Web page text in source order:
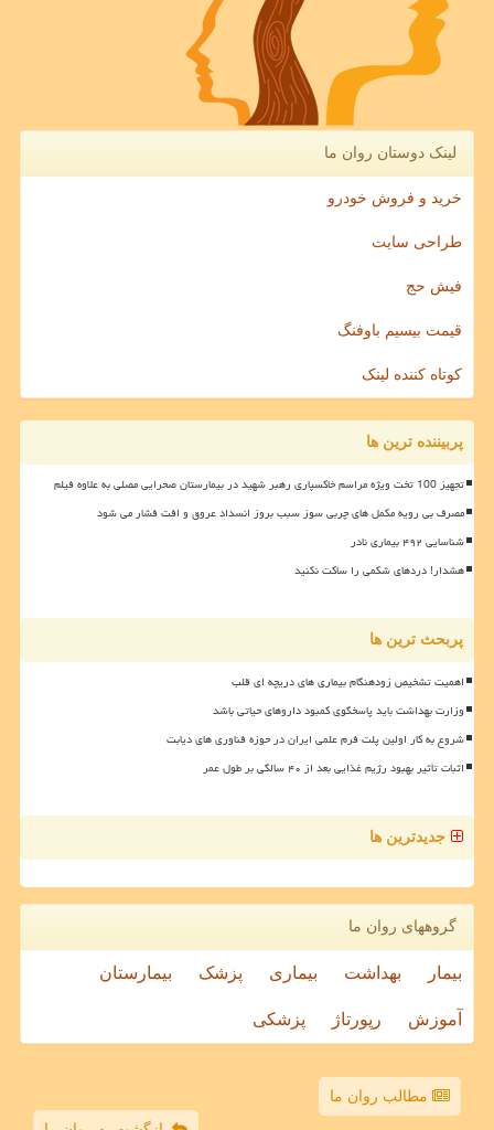
لینک دوستان روان ما
خرید و فروش خودرو
طراحی سایت
فیش حج
قیمت بیسیم باوفنگ
کوتاه کننده لینک
پربیننده ترین ها
تجهیز 100 تخت ویژه مراسم خاکسپاری رهبر شهید در بیمارستان صحرایی مصلی به علاوه فیلم
مصرف بی رویه مکمل های چربی سوز سبب بروز انسداد عروق و افت فشار می شود
شناسایی ۴۹۲ بیماری نادر
هشدار! دردهای شکمی را ساکت نکنید
پربحث ترین ها
اهمیت تشخیص زودهنگام بیماری های دریچه ای قلب
وزارت بهداشت باید پاسخگوی کمبود داروهای حیاتی باشد
شروع به کار اولین پلت فرم علمی ایران در حوزه فناوری های دیابت
اثبات تأثیر بهبود رژیم غذایی بعد از ۴۰ سالگی بر طول عمر
جدیدترین ها
گروههای روان ما
بیمار بهداشت بیماری پزشک بیمارستان
آموزش رپورتاژ پزشکی
مطالب روان ما